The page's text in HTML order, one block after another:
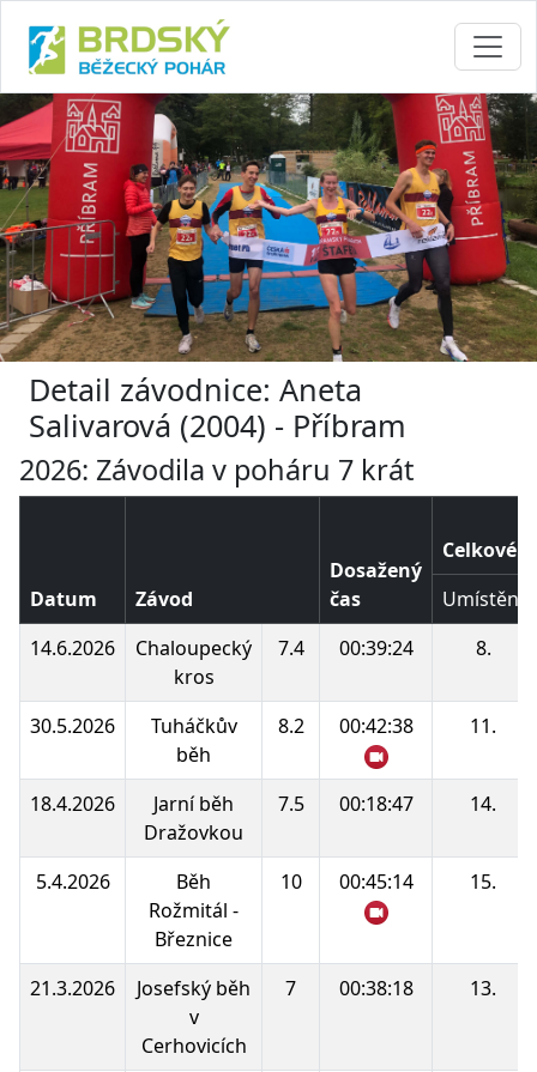
Detail závodnice: Aneta
Salivarová (2004) - Příbram
2026: Závodila v poháru 7 krát
Datum Závod
Dosažený
čas
Celkové
Umístění
14.6.2026
Chaloupecký
kros
7.4 00:39:24 8.
30.5.2026
Tuháčkův
běh
8.2 00:42:38 11.
18.4.2026
Jarní běh
Dražovkou
7.5 00:18:47 14.
5.4.2026
Běh
Rožmitál -
Březnice
10 00:45:14 15.
21.3.2026
Josefský běh
v
Cerhovicích
7 00:38:18 13.